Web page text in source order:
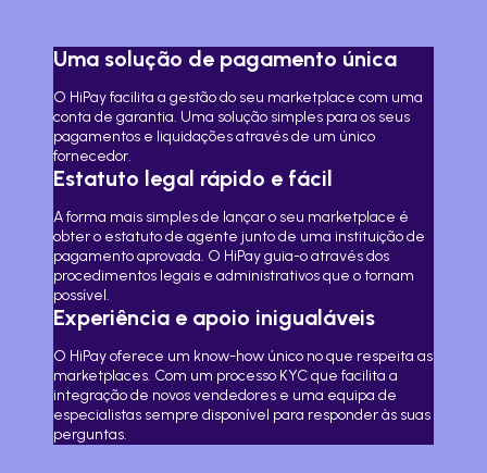
Uma solução de pagamento única
O HiPay facilita a gestão do seu marketplace com uma
conta de garantia. Uma solução simples para os seus
pagamentos e liquidações através de um único
fornecedor.
Estatuto legal rápido e fácil
A forma mais simples de lançar o seu marketplace é
obter o estatuto de agente junto de uma instituição de
pagamento aprovada. O HiPay guia-o através dos
procedimentos legais e administrativos que o tornam
possível.
Experiência e apoio inigualáveis
O HiPay oferece um know-how único no que respeita as
marketplaces. Com um processo KYC que facilita a
integração de novos vendedores e uma equipa de
especialistas sempre disponível para responder às suas
perguntas.